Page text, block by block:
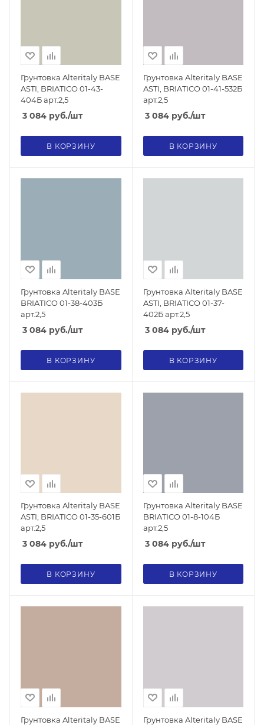
Грунтовка Alteritaly BASE
ASTI, BRIATICO 01-43-
404Б арт.2,5
3 084 руб./шт
В КОРЗИНУ
Грунтовка Alteritaly BASE
ASTI, BRIATICO 01-41-532Б
арт.2,5
3 084руб./шт
В КОРЗИНУ
Грунтовка Alteritaly BASE
BRIATICO 01-38-403Б
арт.2,5
3 084 руб./шт
В КОРЗИНУ
Грунтовка Alteritaly BASE
ASTI, BRIATICO 01-37-
402Б арт.2,5
3 084руб./шт
В КОРЗИНУ
Грунтовка Alteritaly BASE
ASTI, BRIATICO 01-35-601Б
арт.2,5
3 084 руб./шт
В КОРЗИНУ
Грунтовка Alteritaly BASE
BRIATICO 01-8-104Б
арт.2,5
3 084руб./шт
В КОРЗИНУ
Грунтовка Alteritaly BASE
Грунтовка Alteritaly BASE